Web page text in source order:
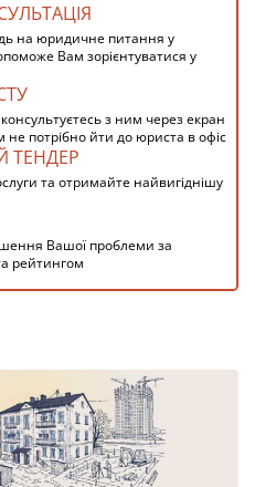
на юридичне питання у
Вам зорієнтуватися у
з ним через екран
потрібно йти до юриста в офіс
ТЕНДЕР
та отримайте найвигіднішу
Вашої проблеми за
рейтингом